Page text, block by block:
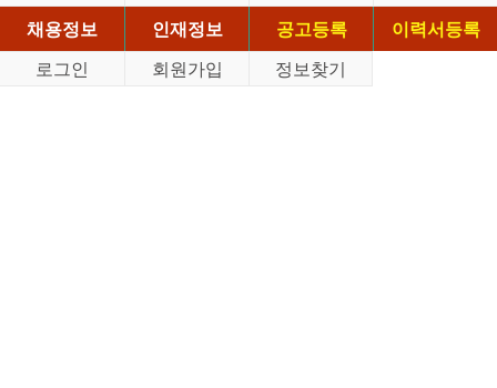
채용정보
인재정보 공고등록
이력서등록
로그인
회원가입 정보찾기